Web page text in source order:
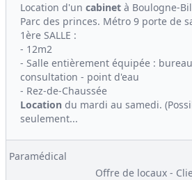
Location d'un cabinet à Boulogne-
Parc des princes. Métro 9 porte de
1ère SALLE :
- 12m2
- Salle entièrement équipée :
consultation - point d'eau
- Rez-de-Chaussée
Location du mardi au samedi.
seulement...
Paramédical
Offre de locaux -